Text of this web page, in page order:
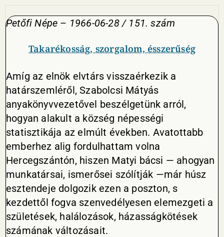
Petőfi Népe – 1966-06-28 / 151. szám
Takarékosság, szorgalom, ésszerűség
Amíg az elnök elvtárs visszaérkezik a
határszemléről, Szabolcsi Mátyás
anyakönyvvezetővel beszélgetünk arról,
hogyan alakult a község népességi
statisztikája az elmúlt években. Avatottabb
emberhez alig fordulhattam volna
Hercegszántón, hiszen Matyi bácsi — ahogyan
munkatársai, ismerősei szólítják —már húsz
esztendeje dolgozik ezen a poszton, s
kezdettől fogva szenvedélyesen elemezgeti a
születések, halálozások, házasságkötések
számának változásait.